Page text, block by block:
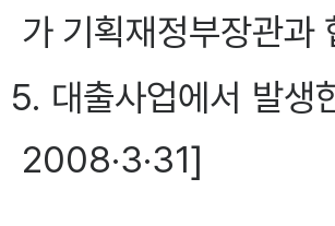
가 기획재정부장관과
5. 대출사업에서 발생
2008·3·31]